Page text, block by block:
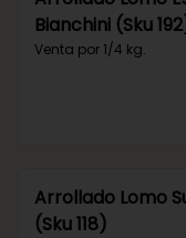
Bianchini (Sku
Venta por 1/4 kg.
Arrollado Lomo
(Sku 118)